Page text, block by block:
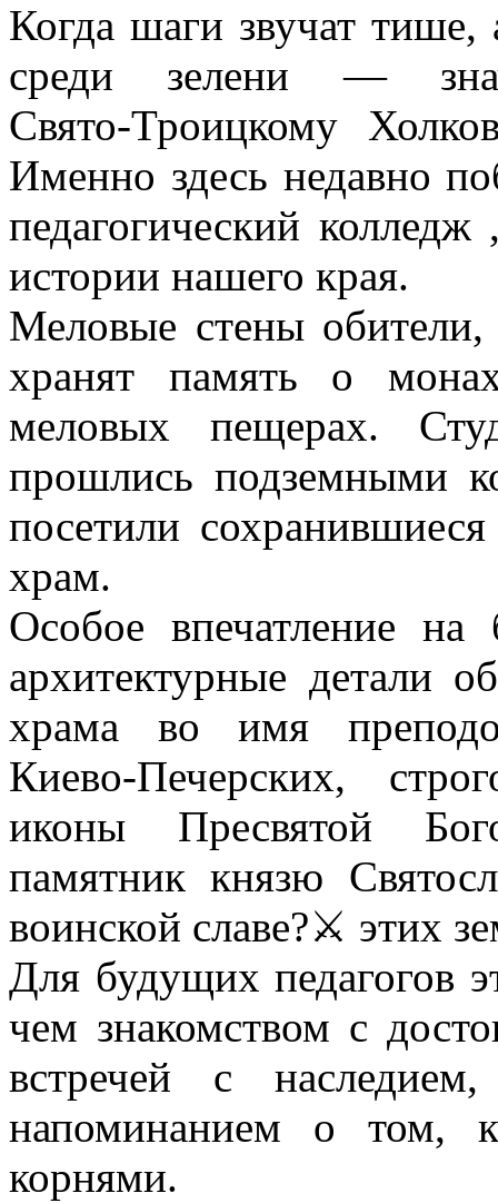
Когда шаги звучат тише,
среди зелени —
Свято‑Троицкому
Именно здесь недавно
педагогический
истории нашего края.
Меловые стены
хранят память о
меловых пещерах.
прошлись подземными
посетили
храм.
Особое впечатление на
архитектурные детали
храма во имя
Киево‑Печерских,
иконы Пресвятой
памятник князю
воинской славе?⚔ этих
Для будущих педагогов
чем знакомством с
встречей с
напоминанием о том,
корнями.